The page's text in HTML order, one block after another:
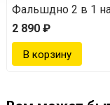
на 37л
Фальшдно 2 в 1
2 890 ₽